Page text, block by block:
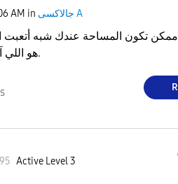
AM in جالاكسى A
تكون المساحة عندك شبه أتعبت
هو اللي آداؤه مش كافي.
Active Level 3